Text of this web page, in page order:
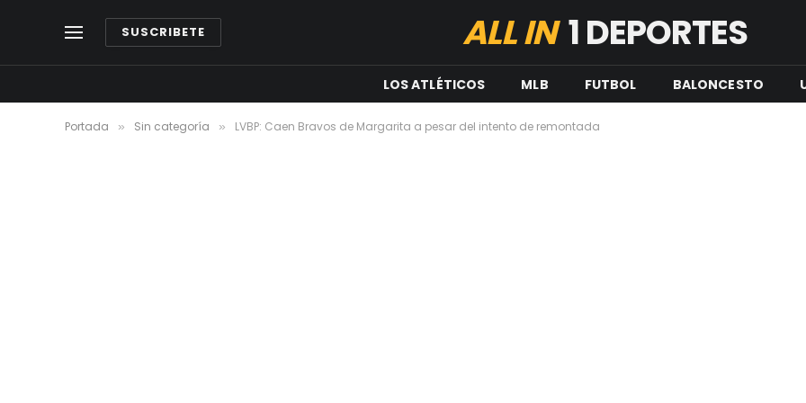
SUSCRIBETE ALL IN1 DEPORTES
LOS ATLÉTICOS MLB FUTBOL BALONCESTO
Portada » Sin categoría » LVBP: Caen Bravos de Margarita a pesar del intento de remontada